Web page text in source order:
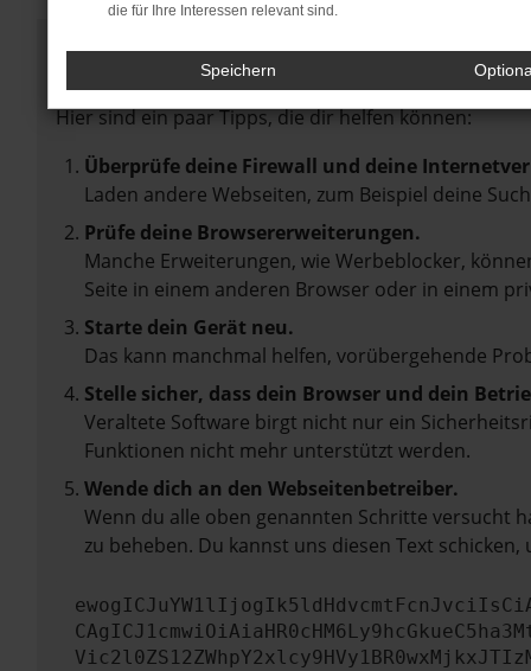
Fehler: Network Error
Beim Laden ist ein Fehler aufgetreten.
Hier sind ein paar Tipps, die dir helfen können:
Überprüfe deine Firewall und deine
Laden andere Webseiten, zum Beispiel deine
Prüfe deine Browsererweiterungen.
Manche Erweiterungen, wie Werbeblocker,
Seite in einem anderen Browser oder in einem
Starte dein Gerät neu.
Das kann manchmal helfen, vorübergehende
Stelle sicher, dass dein Browser und dein
Veraltete Software birgt nicht nur ein
Funktionen nicht mehr unterstützt werden.
Wende dich an den Webseitenbetreiber.
Wenn du alle oben genannten Schritte versucht
zu beheben. Du kannst uns diesen Text
die für Ihre Interessen relevant sind.
Speichern